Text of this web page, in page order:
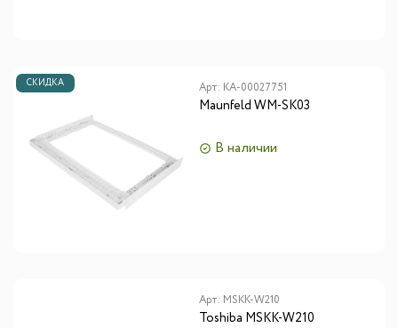
СКИДКА Арт: КА-00027751
Maunfeld WM-SK03
В наличии
Арт: MSKK-W210
Toshiba MSKK-W210